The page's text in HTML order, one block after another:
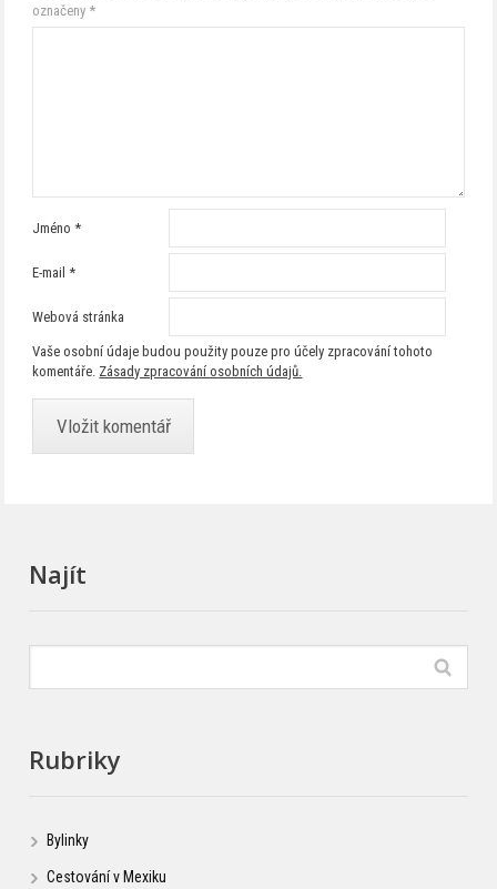
označeny *
Jméno*
E-mail*
Webová stránka
Vaše osobní údaje budou použity pouze pro účely zpracování tohoto
komentáře. Zásady zpracování osobních údajů.
Najít
Rubriky
Bylinky
Cestování v Mexiku